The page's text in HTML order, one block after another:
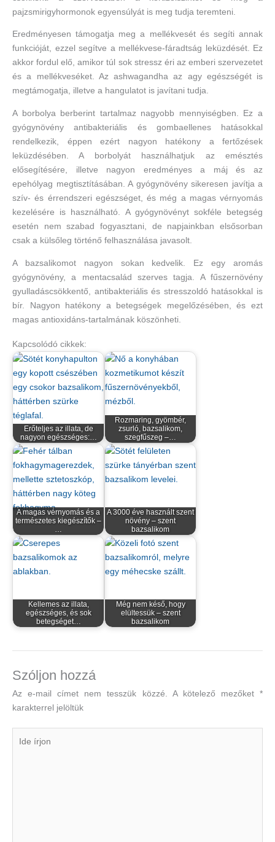
pajzsmirigyhormonok egyensúlyát is meg tudja teremteni.
Eredményesen támogatja meg a mellékvesét és segíti annak
funkcióját, ezzel segítve a mellékvese-fáradtság leküzdését. Ez
akkor fordul elő, amikor túl sok stressz éri az emberi szervezetet
és a mellékveséket. Az ashwagandha az agy egészségét is
megtámogatja, illetve a hangulatot is javítani tudja.
A borbolya berberint tartalmaz nagyobb mennyiségben. Ez a
gyógynövény antibakteriális és gombaellenes hatásokkal
rendelkezik, éppen ezért nagyon hatékony a fertőzések
leküzdésében. A borbolyát használhatjuk az emésztés
elősegítésére, illetve nagyon eredményes a máj és az
epehólyag megtisztításában. A gyógynövény sikeresen javítja a
szív- és érrendszeri egészséget, és még a magas vérnyomás
kezelésére is használható. A gyógynövényt sokféle betegség
esetén nem szabad fogyasztani, de napjainkban elsősorban
csak a külsőleg történő felhasználása javasolt.
A bazsalikomot nagyon sokan kedvelik. Ez egy aromás
gyógynövény, a mentacsalád szerves tagja. A fűszernövény
gyulladáscsökkentő, antibakteriális és stresszoldó hatásokkal is
bír. Nagyon hatékony a betegségek megelőzésében, és ezt
magas antioxidáns-tartalmának köszönheti.
Kapcsolódó cikkek:
Erőteljes az illata, de
nagyon egészséges:…
Rozmaring, gyömbér,
zsurló, bazsalikom,
szegfűszeg –…
A magas vérnyomás és a
természetes kiegészítők –
…
A 3000 éve használt szent
növény – szent
bazsalikom
Kellemes az illata,
egészséges, és sok
betegséget…
Még nem késő, hogy
elültessük – szent
bazsalikom
Szóljon hozzá
Az e-mail címet nem tesszük közzé. A kötelező mezőket*
karakterrel jelöltük